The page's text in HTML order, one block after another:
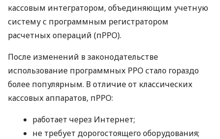
кассовым интегратором, объединяющим учетную
систему с программным регистратором
расчетных операций (пРРО).
После изменений в законодательстве
использование программных РРО стало гораздо
более популярным. В отличие от классических
кассовых аппаратов, пРРО:
работает через Интернет;
не требует дорогостоящего оборудования;